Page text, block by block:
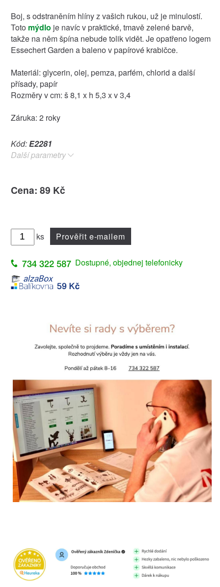
Boj, s odstraněním hlíny z vašich rukou, už je minulostí.
Toto mýdlo je navíc v praktické, tmavě zelené barvě,
takže na něm špína nebude tolik vidět. Je opatřeno logem
Essechert Garden a baleno v papírové krabičce.
Materiál: glycerin, olej, pemza, parfém, chlorid a další
přísady, papír
Rozměry v cm: š 8,1 x h 5,3 x v 3,4
Záruka: 2 roky
Kód:E2281
Další parametry
Cena: 89 Kč
ks Prověřit e-mailem
Dostupné, objednej telefonicky